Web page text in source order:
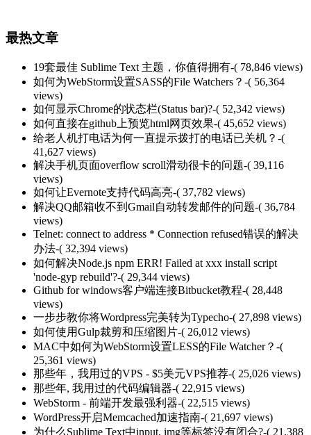
最热文章
19套最佳 Sublime Text 主题，你值得拥有-( 78,846 views)
如何为WebStorm设置SASS的File Watchers？ -( 56,364
views)
如何显示Chrome的状态栏(Status bar)?-( 52,342 views)
如何直接在github上预览html网页效果-( 45,652 views)
给老人机打电话为何一直提示拨打的电话已关机？ -(
41,627 views)
解决手机页面overflow scroll滑动很卡的问题-( 39,116
views)
如何让Evernote支持代码高亮-( 37,782 views)
解决QQ邮箱收不到Gmail自动转发邮件的问题-( 36,784
views)
Telnet: connect to address * Connection refused错误的解决
办法-( 32,394 views)
如何解决Node.js npm ERR! Failed at xxx install script
'node-gyp rebuild'?-( 29,344 views)
Github for windows客户端连接Bitbucket教程-( 28,448
views)
一步步教你将Wordpress完美转为Typecho-( 27,898 views)
如何使用Gulp裁剪和压缩图片-( 26,012 views)
MAC中如何为WebStorm设置LESS的File Watcher？ -(
25,361 views)
那些年，我用过的VPS - $5美元VPS推荐-( 25,026 views)
那些年, 我用过的代码编辑器-( 22,915 views)
WebStorm - 前端开发最强利器-( 22,515 views)
WordPress开启Memcached加速指南-( 21,697 views)
为什么Sublime Text中input, img等标签没有闭合?-( 21,388